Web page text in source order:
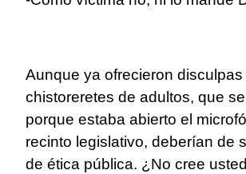
Aunque ya ofrecieron
chistoreretes de adultos, que
porque estaba abierto el
recinto legislativo, deberían de
de ética pública. ¿No cree